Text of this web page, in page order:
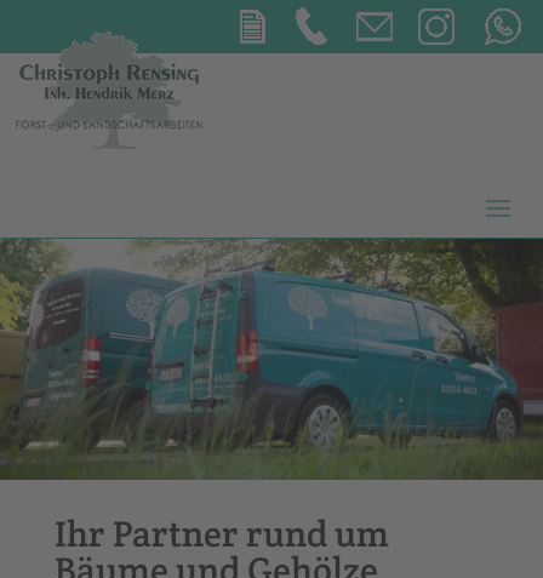
Ihr Partner rund um